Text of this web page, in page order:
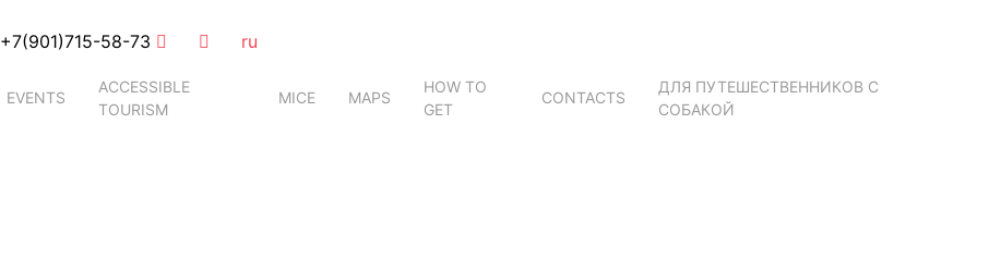
+7(901)715-58-73 ru
EVENTS
ACCESSIBLE
TOURISM
MICE MAPS
HOW TO
GET
CONTACTS
ДЛЯ ПУТЕШЕСТВЕННИКОВ С
СОБАКОЙ